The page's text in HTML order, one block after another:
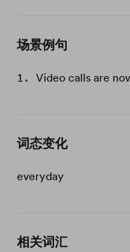
场景例句
Video calls are
词态变化
everyday
相关词汇